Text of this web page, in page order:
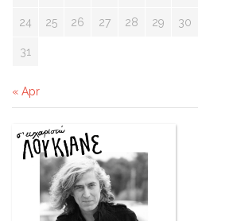
24 25 26 27 28 29 30
31
« Apr